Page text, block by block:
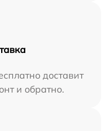
доставит
и обратно.